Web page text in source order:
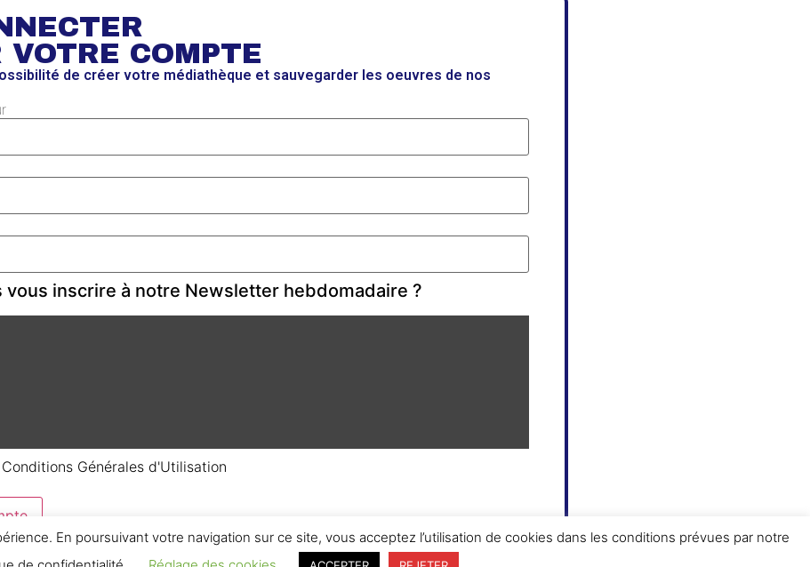
En poursuivant votre navigation sur ce site, vous acceptez l’utilisation de cookies dans les conditions prévues par notre
VOTRE COMPTE
de créer votre médiathèque et sauvegarder les oeuvres de nos
vous inscrire à notre Newsletter hebdomadaire ?
Conditions Générales d'Utilisation